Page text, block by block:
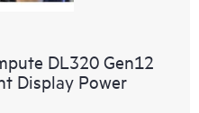
DL320 Gen12
Display Power